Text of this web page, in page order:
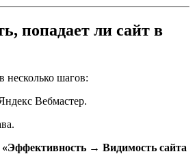
попадает ли сайт в
несколько шагов:
Вебмастер.
«Эффективность → Видимость сайта